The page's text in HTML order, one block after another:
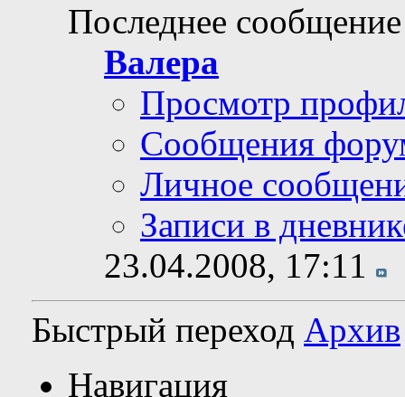
Последнее
Валера
Просмотр
Сообщения
Личное
Записи в
23.04.2008, 17:11
Быстрый переход Архив
Навигация